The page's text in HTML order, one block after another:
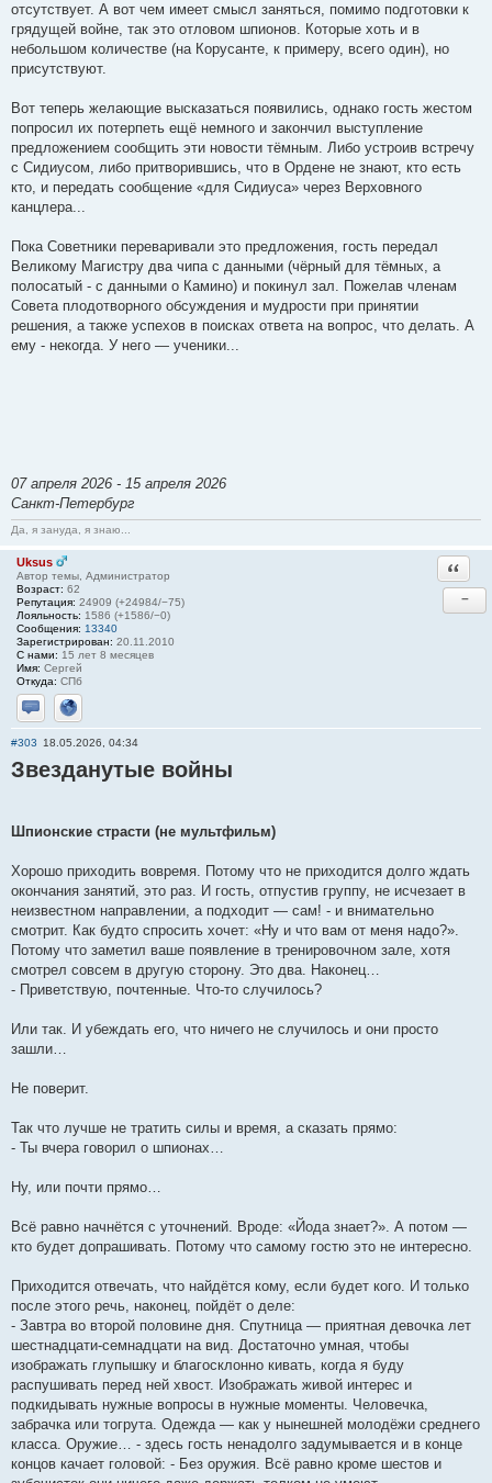
отсутствует. А вот чем имеет смысл заняться, помимо подготовки к
грядущей войне, так это отловом шпионов. Которые хоть и в
небольшом количестве (на Корусанте, к примеру, всего один), но
присутствуют.
Вот теперь желающие высказаться появились, однако гость жестом
попросил их потерпеть ещё немного и закончил выступление
предложением сообщить эти новости тёмным. Либо устроив встречу
с Сидиусом, либо притворившись, что в Ордене не знают, кто есть
кто, и передать сообщение «для Сидиуса» через Верховного
канцлера...
Пока Советники переваривали это предложения, гость передал
Великому Магистру два чипа с данными (чёрный для тёмных, а
полосатый - с данными о Камино) и покинул зал. Пожелав членам
Совета плодотворного обсуждения и мудрости при принятии
решения, а также успехов в поисках ответа на вопрос, что делать. А
ему - некогда. У него — ученики...
07 апреля 2026 - 15 апреля 2026
Санкт-Петербург
Да, я зануда, я знаю...
Uksus
Автор темы, Администратор
Возраст: 62
Репутация: 24909 (+24984/−75)
Лояльность: 1586 (+1586/−0)
Сообщения: 13340
Зарегистрирован: 20.11.2010
С нами: 15 лет 8 месяцев
Имя: Сергей
Откуда: СПб
Отправить личное сообщение
Сайт
−
#303 18.05.2026, 04:34
Звезданутые войны
Шпионские страсти (не мультфильм)
Хорошо приходить вовремя. Потому что не приходится долго ждать
окончания занятий, это раз. И гость, отпустив группу, не исчезает в
неизвестном направлении, а подходит — сам! - и внимательно
смотрит. Как будто спросить хочет: «Ну и что вам от меня надо?».
Потому что заметил ваше появление в тренировочном зале, хотя
смотрел совсем в другую сторону. Это два. Наконец…
- Приветствую, почтенные. Что-то случилось?
Или так. И убеждать его, что ничего не случилось и они просто
зашли…
Не поверит.
Так что лучше не тратить силы и время, а сказать прямо:
- Ты вчера говорил о шпионах…
Ну, или почти прямо…
Всё равно начнётся с уточнений. Вроде: «Йода знает?». А потом —
кто будет допрашивать. Потому что самому гостю это не интересно.
Приходится отвечать, что найдётся кому, если будет кого. И только
после этого речь, наконец, пойдёт о деле:
- Завтра во второй половине дня. Спутница — приятная девочка лет
шестнадцати-семнадцати на вид. Достаточно умная, чтобы
изображать глупышку и благосклонно кивать, когда я буду
распушивать перед ней хвост. Изображать живой интерес и
подкидывать нужные вопросы в нужные моменты. Человечка,
забрачка или тогрута. Одежда — как у нынешней молодёжи среднего
класса. Оружие… - здесь гость ненадолго задумывается и в конце
концов качает головой: - Без оружия. Всё равно кроме шестов и